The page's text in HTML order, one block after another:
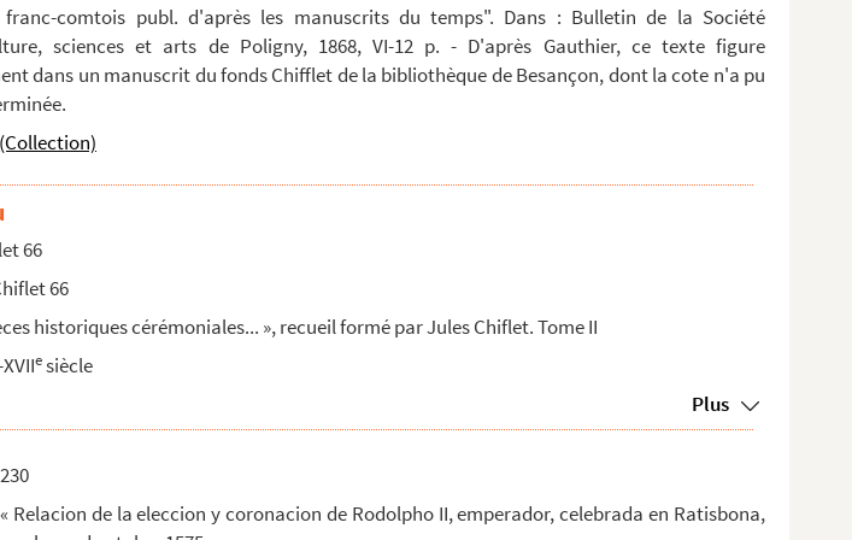
quarto en...
» (1612)
et couronnée royne d...
du royaume de ...
1622 »
l'an 1627 »
l'an 1627 »
à Ratisbone, 1630...
et les cérémoni...
de Wicquefort...
comtois publ. d'après les manuscrits du temps". Dans : Bulletin de la Société
sciences et arts de Poligny, 1868, VI-12 p. - D'après Gauthier, ce texte figure
dans un manuscrit du fonds Chifflet de la bibliothèque de Besançon, dont la cote n'a pu
66
66
historiques cérémoniales... », recueil formé par Jules Chiflet. Tome II
esiècle
Plus
230
« Relacion de la eleccion y coronacion de Rodolpho II, emperador, celebrada en Ratisbona,